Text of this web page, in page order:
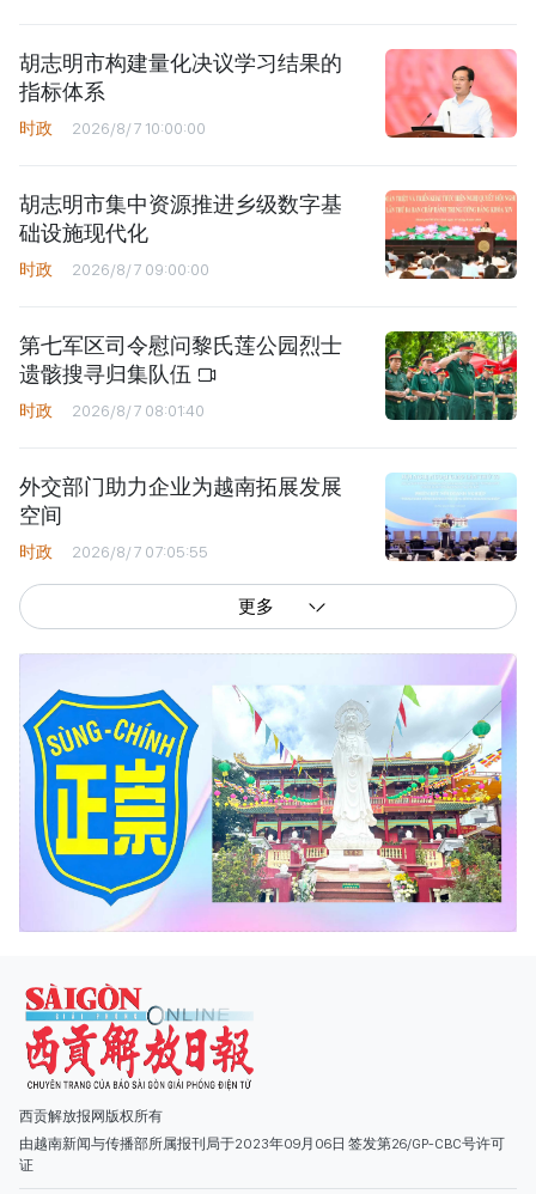
胡志明市构建量化决议学习结果的
指标体系
时政 2026/8/7 10:00:00
胡志明市集中资源推进乡级数字基
础设施现代化
时政 2026/8/7 09:00:00
第七军区司令慰问黎氏莲公园烈士
遗骸搜寻归集队伍
时政 2026/8/7 08:01:40
外交部门助力企业为越南拓展发展
空间
时政 2026/8/7 07:05:55
更多
西贡解放报网版权所有
由越南新闻与传播部所属报刊局于2023年09月06日 签发第26/GP-CBC号许可
副总编辑: 阮玉英、范文长、裴氏红霜、张德义、范氏云英、杨文光、阮德显、
阮克强、陈嘉宝
主编: 阮玉英
社址: 胡志明市棋盘坊阮氏明开街432-434号
总台: (028) 39294091 - 转 060
热线: 096.558.1888
编辑部: (028) 39294092 - 转 060
电子信箱